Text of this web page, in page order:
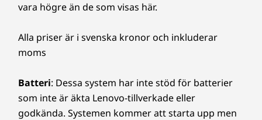
vara högre än de som visas här.
Alla priser är i svenska kronor och inkluderar
moms
Batteri: Dessa system har inte stöd för batterier
som inte är äkta Lenovo-tillverkade eller
godkända. Systemen kommer att starta upp men